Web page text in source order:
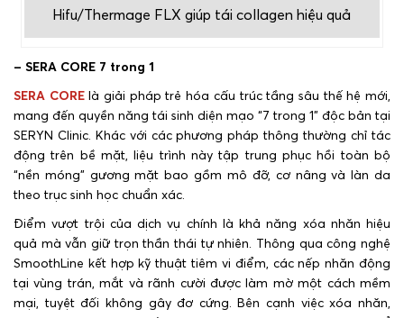
Hifu/Thermage FLX giúp tái collagen hiệu quả
– SERA CORE 7 trong 1
SERA CORElà giải pháp trẻ hóa cấu trúc tầng sâu thế hệ mới,
mang đến quyền năng tái sinh diện mạo “7 trong 1” độc bản tại
SERYN Clinic. Khác với các phương pháp thông thường chỉ tác
động trên bề mặt, liệu trình này tập trung phục hồi toàn bộ
“nền móng” gương mặt bao gồm mô đỡ, cơ nâng và làn da
theo trục sinh học chuẩn xác.
Điểm vượt trội của dịch vụ chính là khả năng xóa nhăn hiệu
quả mà vẫn giữ trọn thần thái tự nhiên. Thông qua công nghệ
SmoothLine kết hợp kỹ thuật tiêm vi điểm, các nếp nhăn động
tại vùng trán, mắt và rãnh cười được làm mờ một cách mềm
mại, tuyệt đối không gây đơ cứng. Bên cạnh việc xóa nhăn,